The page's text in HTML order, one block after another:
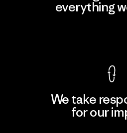
everything
We take
for our